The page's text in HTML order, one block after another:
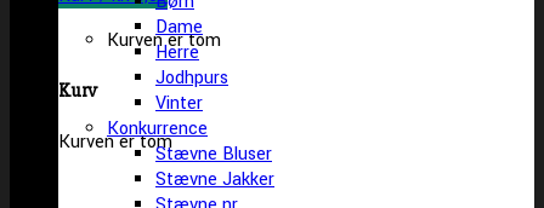
Kurven er tom
Kurv
Kurven er tom
Dame
Herre
Jodhpurs
Vinter
Konkurrence
Stævne Bluser
Stævne Jakker